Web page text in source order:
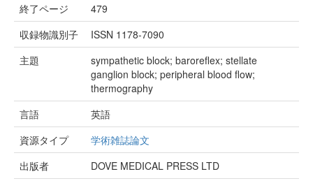
終了ページ
479
収録物識別子
ISSN 1178-7090
主題
sympathetic block; baroreflex; stellate
ganglion block; peripheral blood flow;
thermography
言語
英語
資源タイプ
学術雑誌論文
出版者
DOVE MEDICAL PRESS LTD